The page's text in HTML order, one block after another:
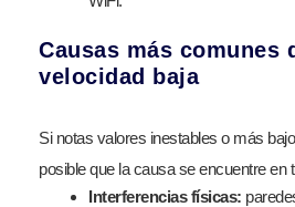
Causas más comunes
velocidad baja
Si notas valores inestables o más
posible que la causa se encuentre en
Interferencias físicas: